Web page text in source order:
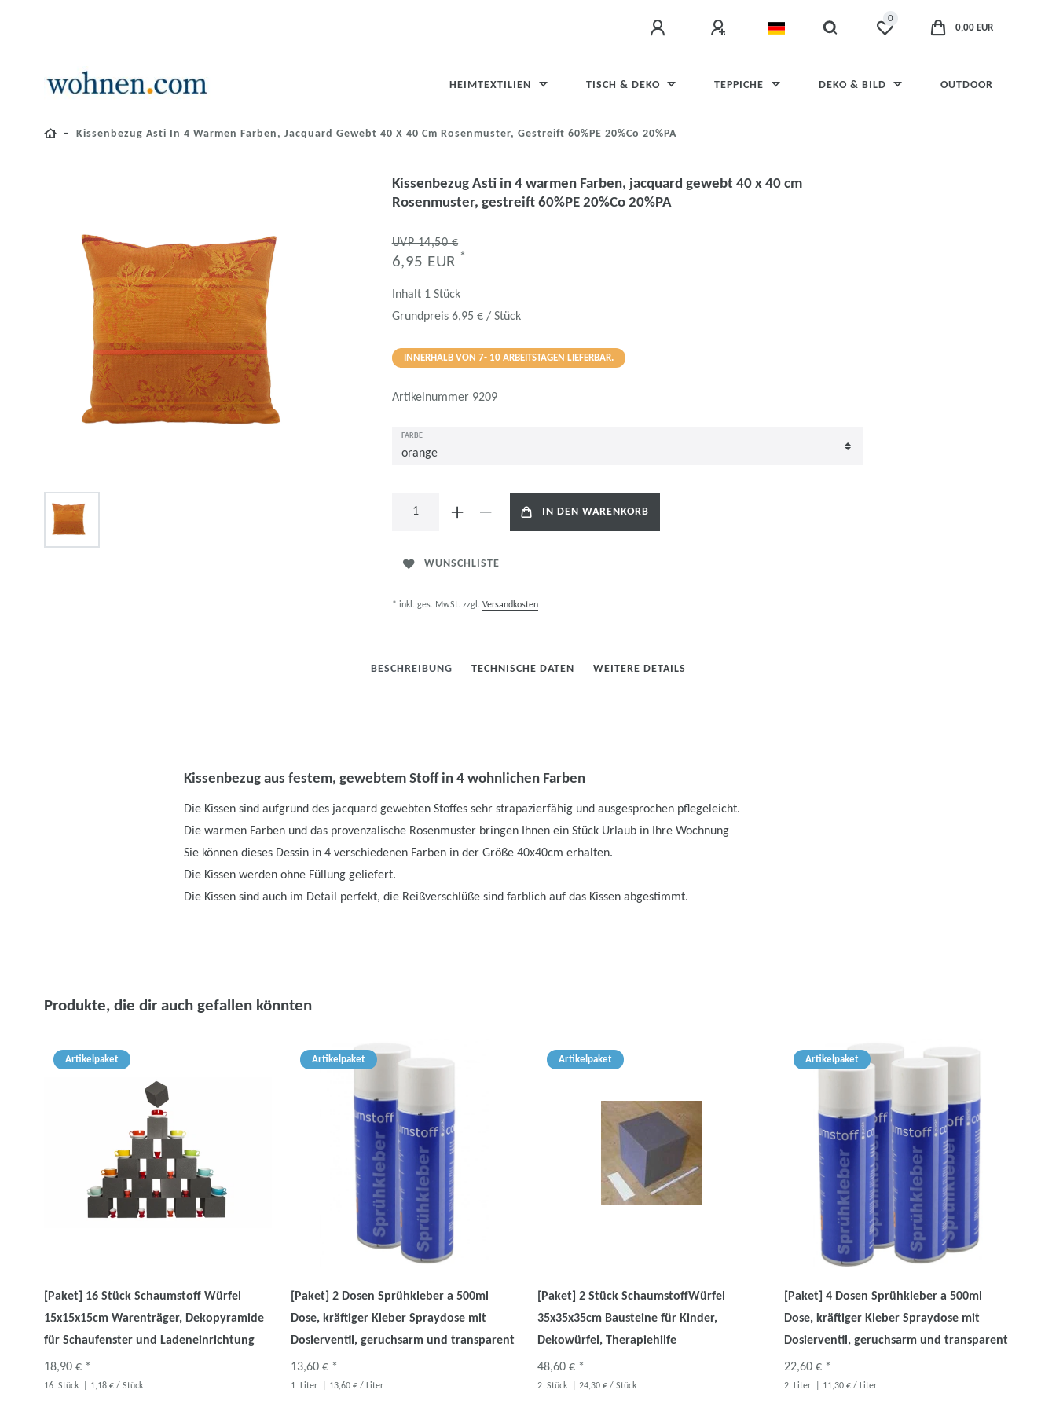
0
0,00 EUR
HEIMTEXTILIEN TISCH & DEKO TEPPICHE DEKO & BILD OUTDOOR
Kissenbezug Asti In 4 Warmen Farben, Jacquard Gewebt 40 X 40 Cm Rosenmuster, Gestreift 60%PE 20%Co 20%PA
Kissenbezug Asti in 4 warmen Farben, jacquard gewebt 40 x 40 cm
Rosenmuster, gestreift 60%PE 20%Co 20%PA
UVP 14,50 €
6,95 EUR *
Inhalt 1 Stück
Grundpreis 6,95 € / Stück
INNERHALB VON 7- 10 ARBEITSTAGEN LIEFERBAR.
Artikelnummer 9209
FARBE
IN DEN WARENKORB
WUNSCHLISTE
* inkl. ges. MwSt. zzgl. Versandkosten
BESCHREIBUNG TECHNISCHE DATEN WEITERE DETAILS
Kissenbezug aus festem, gewebtem Stoff in 4 wohnlichen Farben
Die Kissen sind aufgrund des jacquard gewebten Stoffes sehr strapazierfähig und ausgesprochen pflegeleicht.
Die warmen Farben und das provenzalische Rosenmuster bringen Ihnen ein Stück Urlaub in Ihre Wochnung
Sie können dieses Dessin in 4 verschiedenen Farben in der Größe 40x40cm erhalten.
Die Kissen werden ohne Füllung geliefert.
Die Kissen sind auch im Detail perfekt, die Reißverschlüße sind farblich auf das Kissen abgestimmt.
Produkte, die dir auch gefallen könnten
Artikelpaket
[Paket] 16 Stück Schaumstoff Würfel
15x15x15cm Warenträger, Dekopyramide
für Schaufenster und Ladeneinrichtung
18,90 € *
16 Stück | 1,18 € / Stück
Artikelpaket
[Paket] 2 Dosen Sprühkleber a 500ml
Dose, kräftiger Kleber Spraydose mit
Dosierventil, geruchsarm und transparent
13,60 € *
1 Liter | 13,60 € / Liter
Artikelpaket
[Paket] 2 Stück SchaumstoffWürfel
35x35x35cm Bausteine für Kinder,
Dekowürfel, Therapiehilfe
48,60 € *
2 Stück | 24,30 € / Stück
Artikelpaket
[Paket] 4 Dosen Sprühkleber a 500ml
Dose, kräftiger Kleber Spraydose mit
Dosierventil, geruchsarm und transparent
22,60 € *
2 Liter | 11,30 € / Liter